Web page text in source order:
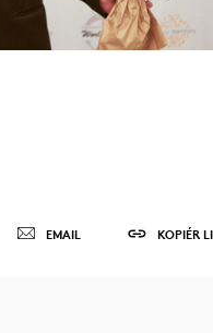
EMAIL KOPIÉR